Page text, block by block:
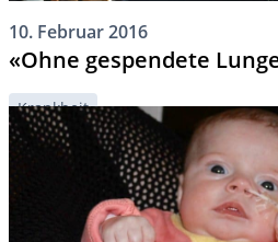
10. Februar 2016
«Ohne gespendete
Krankheit